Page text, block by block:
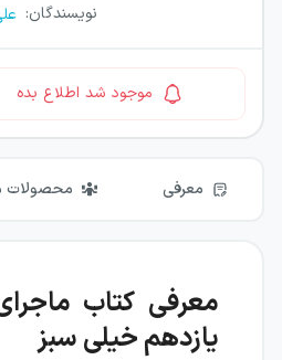
نویسندگان:
موجود شد اطلاع بده
معرفی محصولات
معرفی کتاب
یازدهم خیلی سبز